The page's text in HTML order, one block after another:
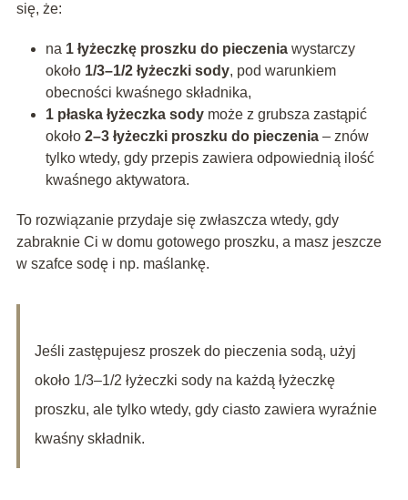
się, że:
na 1 łyżeczkę proszku do pieczeniawystarczy
około 1/3–1/2 łyżeczki sody, pod warunkiem
obecności kwaśnego składnika,
1 płaska łyżeczka sodymoże z grubsza zastąpić
około 2–3 łyżeczki proszku do pieczenia– znów
tylko wtedy, gdy przepis zawiera odpowiednią ilość
kwaśnego aktywatora.
To rozwiązanie przydaje się zwłaszcza wtedy, gdy
zabraknie Ci w domu gotowego proszku, a masz jeszcze
w szafce sodę i np. maślankę.
Jeśli zastępujesz proszek do pieczenia sodą, użyj
około 1/3–1/2 łyżeczki sody na każdą łyżeczkę
proszku, ale tylko wtedy, gdy ciasto zawiera wyraźnie
kwaśny składnik.